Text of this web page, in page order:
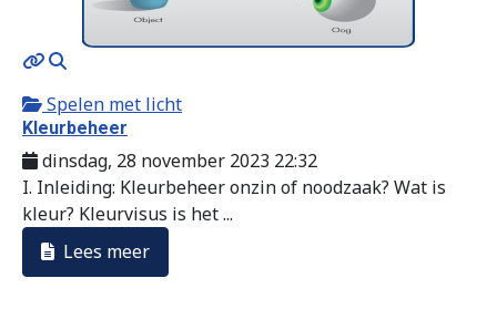
MOD_JTCS_VIEW_ARTICLE_LINK
Spelen met licht
Kleurbeheer
dinsdag, 28 november 2023 22:32
I. Inleiding: Kleurbeheer onzin of noodzaak? Wat is
kleur? Kleurvisus is het ...
Lees meer